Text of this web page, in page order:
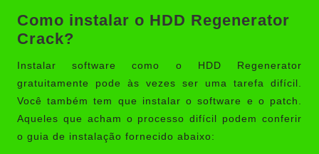
Como instalar o HDD Regenerator
Crack?
Instalar software como o HDD Regenerator
gratuitamente pode às vezes ser uma tarefa difícil.
Você também tem que instalar o software e o patch.
Aqueles que acham o processo difícil podem conferir
o guia de instalação fornecido abaixo: